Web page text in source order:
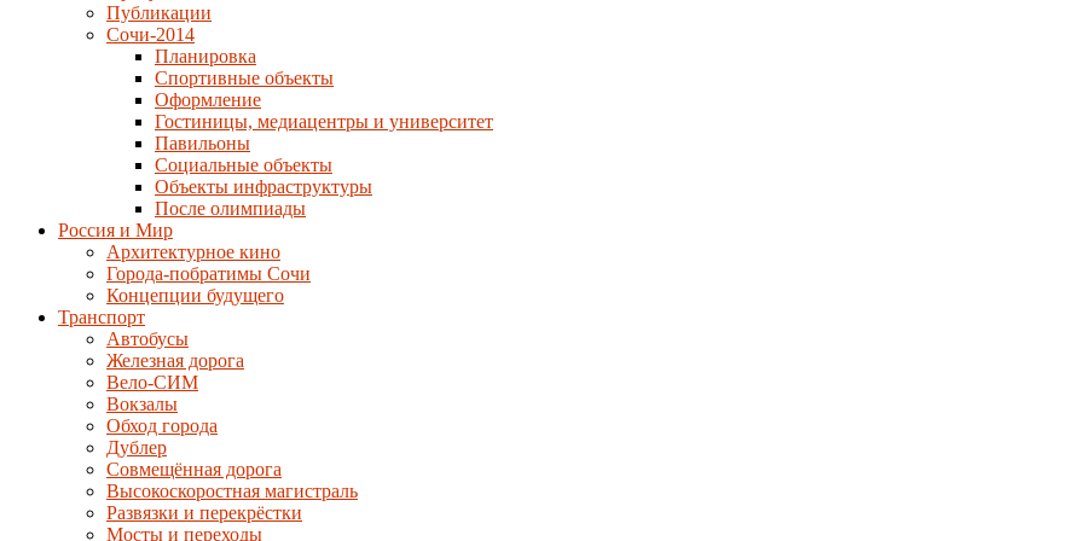
Публикации
Сочи-2014
Планировка
Спортивные объекты
Оформление
Гостиницы, медиацентры и университет
Павильоны
Социальные объекты
Объекты инфраструктуры
После олимпиады
Россия и Мир
Архитектурное кино
Города-побратимы Сочи
Концепции будущего
Транспорт
Автобусы
Железная дорога
Вело-СИМ
Вокзалы
Обход города
Дублер
Совмещённая дорога
Высокоскоростная магистраль
Развязки и перекрёстки
Мосты и переходы